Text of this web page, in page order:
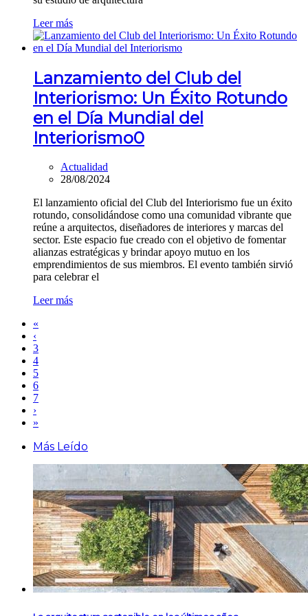
Leer más
Lanzamiento del Club del
Interiorismo: Un Éxito Rotundo
en el Día Mundial del
Interiorismo0
Actualidad
28/08/2024
El lanzamiento oficial del Club del Interiorismo fue un éxito
rotundo, consolidándose como una comunidad vibrante que
reúne a arquitectos, diseñadores de interiores y marcas del
sector. Este espacio fue creado con el objetivo de fomentar
alianzas estratégicas y brindar apoyo mutuo en los
emprendimientos de sus miembros. El evento también sirvió
para celebrar el
Leer más
«
‹
3
4
5
6
7
›
»
Más Leído